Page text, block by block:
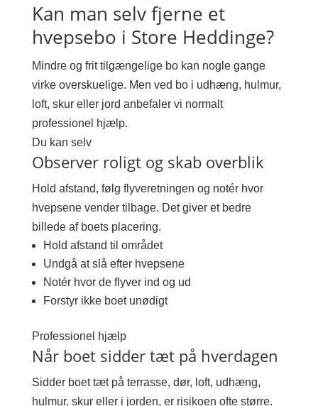
Kan man selv fjerne et
hvepsebo i Store Heddinge?
Mindre og frit tilgængelige bo kan nogle gange
virke overskuelige. Men ved bo i udhæng, hulmur,
loft, skur eller jord anbefaler vi normalt
professionel hjælp.
Du kan selv
Observer roligt og skab overblik
Hold afstand, følg flyveretningen og notér hvor
hvepsene vender tilbage. Det giver et bedre
billede af boets placering.
Hold afstand til området
Undgå at slå efter hvepsene
Notér hvor de flyver ind og ud
Forstyr ikke boet unødigt
Professionel hjælp
Når boet sidder tæt på hverdagen
Sidder boet tæt på terrasse, dør, loft, udhæng,
hulmur, skur eller i jorden, er risikoen ofte større.